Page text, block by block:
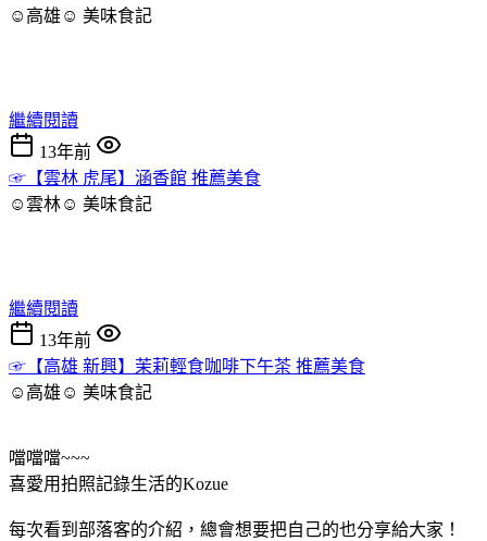
☺高雄☺ 美味食記
繼續閱讀
13年前
☞【雲林 虎尾】涵香館 推薦美食
☺雲林☺ 美味食記
繼續閱讀
13年前
☞【高雄 新興】茉莉輕食咖啡下午茶 推薦美食
☺高雄☺ 美味食記
噹噹噹~~~
喜愛用拍照記錄生活的Kozue
每次看到部落客的介紹，總會想要把自己的也分享給大家！